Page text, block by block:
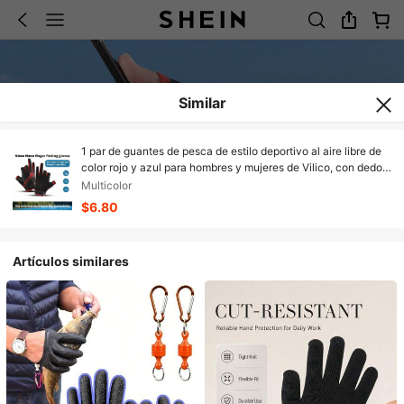
Similar
1 par de guantes de pesca de estilo deportivo al aire libre de
color rojo y azul para hombres y mujeres de Vilico, con dedos
divididos, almohadilla antideslizante para pantalla táctil, tela
transpirable y resistente al desgaste, adecuados para fitness,
correr, levantamiento de pesas, voleibol, baloncesto,
Multicolor
$6.80
Artículos similares